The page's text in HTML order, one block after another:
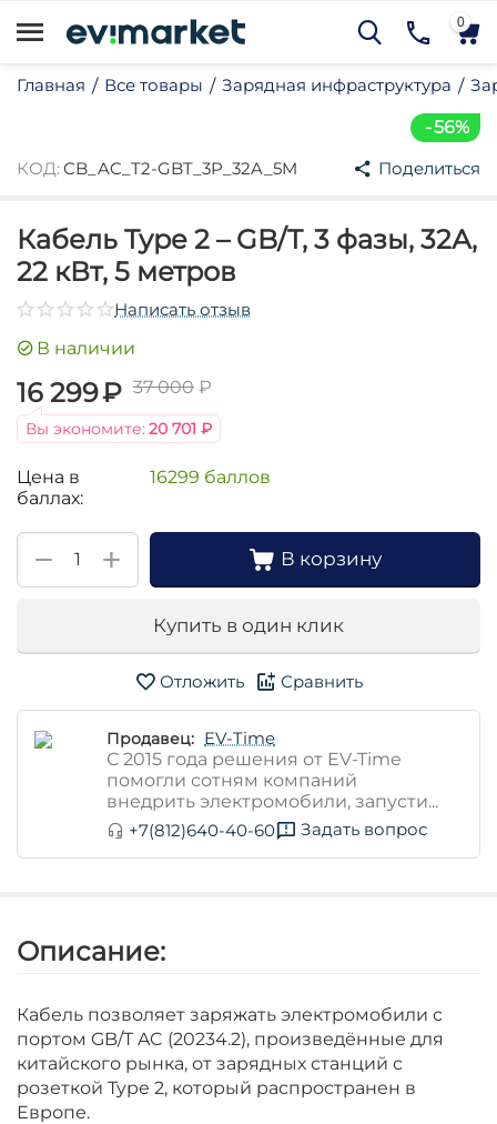
0
Главная / Все товары / Зарядная инфраструктура /
56%
КОД:CB_AC_T2-GBT_3P_32A_5M Поделиться
Кабель Type 2 – GB/T, 3 фазы, 32А,
22 кВт, 5 метров
Написать отзыв
В наличии
16 299₽ 37 000 ₽
Вы экономите: 20 701 ₽
Цена в
баллах:
16299 баллов
+
− В корзину
Купить в один клик
Отложить Сравнить
Продавец: EV-Time
С 2015 года решения от EV-Time
помогли сотням компаний
внедрить электромобили, запусти...
+7(812)640-40-60
Задать вопрос
Описание:
Кабель позволяет заряжать электромобили c
портом GB/T AC (20234.2), произведённые для
китайского рынка, от зарядных станций с
розеткой Type 2, который распространен в
Европе.